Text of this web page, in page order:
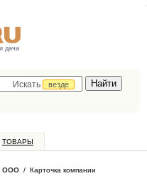
дача
Искать
везде
ТОВАРЫ
ООО / Карточка компании